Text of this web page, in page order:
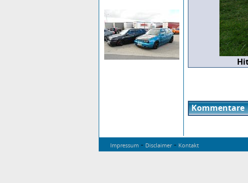
Kommentare
Impressum - Disclaimer- Kontakt